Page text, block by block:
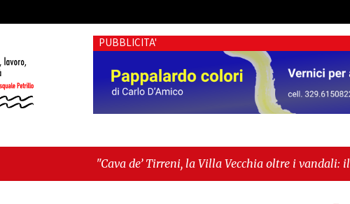
PUBBLICITA'
"Cava de’ Tirreni, la Villa Vecchia oltre i vandali: il vero nodo è il
Fratellanza sull'ultima seduta consiliare: “Serve chiarezza!”"